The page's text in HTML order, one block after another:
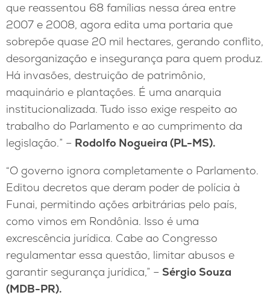
que reassentou 68 famílias nessa área entre
2007 e 2008, agora edita uma portaria que
sobrepõe quase 20 mil hectares, gerando conflito,
desorganização e insegurança para quem produz.
Há invasões, destruição de patrimônio,
maquinário e plantações. É uma anarquia
institucionalizada. Tudo isso exige respeito ao
trabalho do Parlamento e ao cumprimento da
legislação.” – Rodolfo Nogueira (PL-MS).
“O governo ignora completamente o Parlamento.
Editou decretos que deram poder de polícia à
Funai, permitindo ações arbitrárias pelo país,
como vimos em Rondônia. Isso é uma
excrescência jurídica. Cabe ao Congresso
regulamentar essa questão, limitar abusos e
garantir segurança jurídica,” – Sérgio Souza
(MDB-PR).